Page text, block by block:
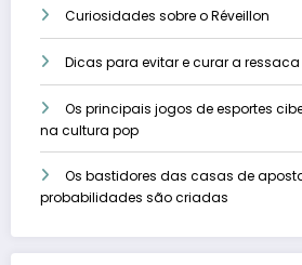
Curiosidades sobre o Réveillon
Dicas para evitar e curar a ressaca
Os principais jogos de esportes
na cultura pop
Os bastidores das casas de
probabilidades são criadas